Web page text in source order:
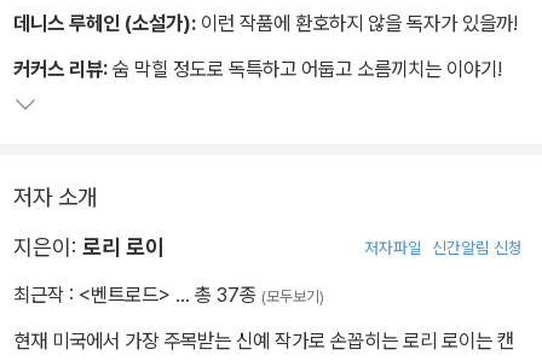
데니스 루헤인 (소설가): 이런 작품에 환호하지 않을 독자가 있을까!
커커스 리뷰: 숨 막힐 정도로 독특하고 어둡고 소름끼치는 이야기!
저자 소개
지은이: 로리 로이 저자파일 신간알림 신청
최근작 : <벤트로드> … 총 37종 (모두보기)
현재 미국에서 가장 주목받는 신예 작가로 손꼽히는 로리 로이는 캔